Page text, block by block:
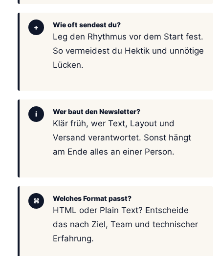
+ Wie oft sendest du?
Leg den Rhythmus vor dem Start fest.
So vermeidest du Hektik und unnötige
Lücken.
i Wer baut den Newsletter?
Klär früh, wer Text, Layout und
Versand verantwortet. Sonst hängt
am Ende alles an einer Person.
⌘ Welches Format passt?
HTML oder Plain Text? Entscheide
das nach Ziel, Team und technischer
Erfahrung.